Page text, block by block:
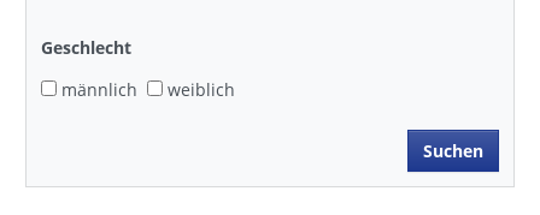
Geschlecht
männlich
weiblich